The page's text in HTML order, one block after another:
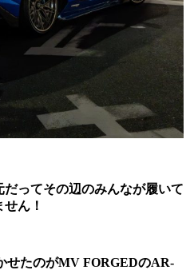
ってその辺のみんなが履いて
ん！
せたのがMV FORGEDのAR-